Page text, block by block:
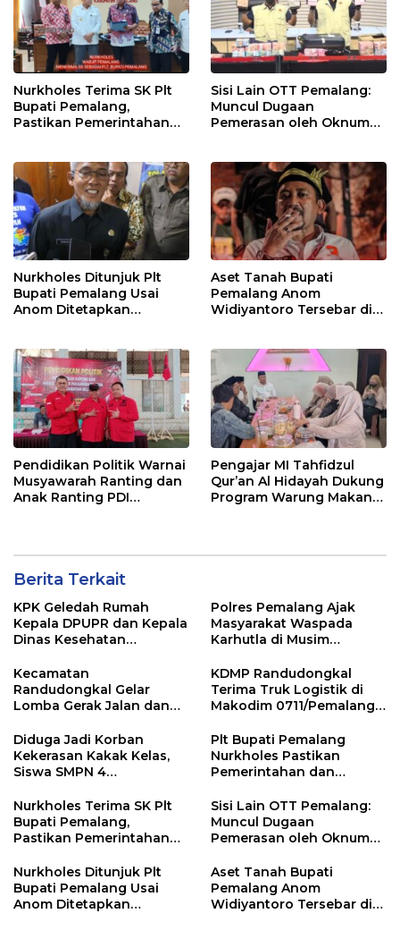
Nurkholes Terima SK Plt
Bupati Pemalang,
Pastikan Pemerintahan
Sisi Lain OTT Pemalang:
Muncul Dugaan
Pemerasan oleh Oknum
Nurkholes Ditunjuk Plt
Bupati Pemalang Usai
Anom Ditetapkan
Aset Tanah Bupati
Pemalang Anom
Widiyantoro Tersebar di
Pendidikan Politik Warnai
Musyawarah Ranting dan
Anak Ranting PDI
Pengajar MI Tahfidzul
Qur’an Al Hidayah Dukung
Program Warung Makan
Berita Terkait
KPK Geledah Rumah
Kepala DPUPR dan Kepala
Dinas Kesehatan
Polres Pemalang Ajak
Masyarakat Waspada
Karhutla di Musim
Kecamatan
Randudongkal Gelar
Lomba Gerak Jalan dan
HUT RI ke-81
KDMP Randudongkal
Terima Truk Logistik di
Makodim 0711/Pemalang
Desa
Diduga Jadi Korban
Kekerasan Kakak Kelas,
Siswa SMPN 4
Dunia
Plt Bupati Pemalang
Nurkholes Pastikan
Pemerintahan dan
Berjalan
Nurkholes Terima SK Plt
Bupati Pemalang,
Pastikan Pemerintahan
Sisi Lain OTT Pemalang:
Muncul Dugaan
Pemerasan oleh Oknum
Nurkholes Ditunjuk Plt
Bupati Pemalang Usai
Anom Ditetapkan
Aset Tanah Bupati
Pemalang Anom
Widiyantoro Tersebar di